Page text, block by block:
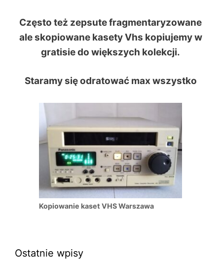
Często też zepsute fragmentaryzowane
ale skopiowane kasety Vhs kopiujemy w
gratisie do większych kolekcji.
Staramy się odratować max wszystko
Kopiowanie kaset VHS Warszawa
Ostatnie wpisy